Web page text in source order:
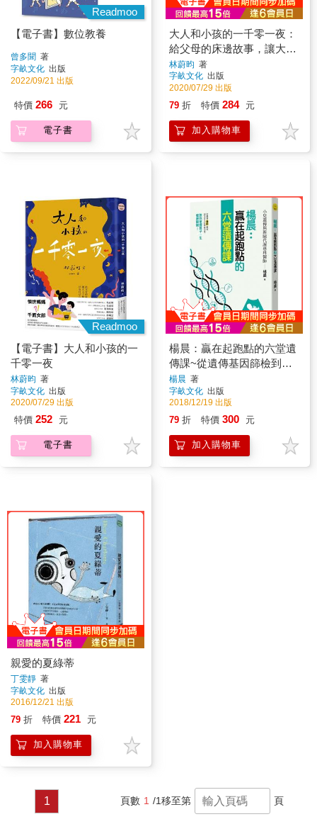
Readmoo
【電子書】數位教養
曾多聞 著
字畝文化 出版
2022/09/21 出版
特價 266 元
電子書
大人和小孩的一千零一夜：
給父母的床邊故事，讓大人
了解孩子，以及自己心中的
孩子
林蔚昀 著
字畝文化 出版
2020/07/29 出版
79 折 特價 284 元
加入購物車
Readmoo
【電子書】大人和小孩的一
千零一夜
林蔚昀 著
字畝文化 出版
2020/07/29 出版
特價 252 元
電子書
楊晨：贏在起跑點的六堂遺
傳課~從遺傳基因篩檢到兒
童生長曲線追蹤，教你掌握
孩子一生健康關鍵！
楊晨 著
字畝文化 出版
2018/12/19 出版
79 折 特價 300 元
加入購物車
親愛的夏綠蒂
丁雯靜 著
字畝文化 出版
2016/12/21 出版
79 折 特價 221 元
加入購物車
1 頁數 1 /1移至第 頁